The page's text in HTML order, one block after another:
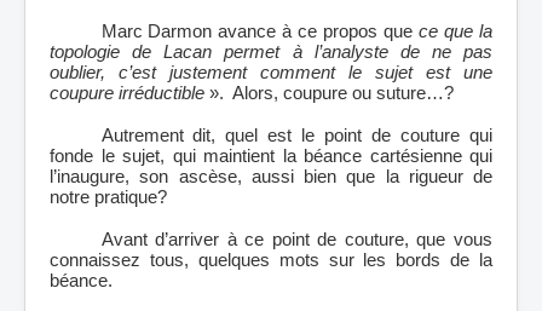
Marc Darmon avance à ce propos quece que la
topologie de Lacan permet à l’analyste de ne pas
oublier, c’est justement comment le sujet est une
coupure irréductible ». Alors, coupure ou suture…?
Autrement dit, quel est le point de couture qui
fonde le sujet, qui maintient la béance cartésienne qui
l’inaugure, son ascèse, aussi bien que la rigueur de
notre pratique?
Avant d’arriver à ce point de couture, que vous
connaissez tous, quelques mots sur les bords de la
béance.